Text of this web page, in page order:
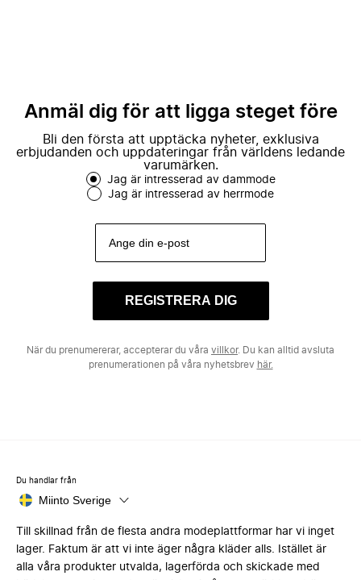
Anmäl dig för att ligga steget före
Bli den första att upptäcka nyheter, exklusiva
erbjudanden och uppdateringar från världens ledande
varumärken.
Jag är intresserad av dammode
Jag är intresserad av herrmode
REGISTRERA DIG
När du prenumererar, accepterar du våra villkor. Du kan alltid avsluta
prenumerationen på våra nyhetsbrev här.
Du handlar från
Miinto Sverige
Till skillnad från de flesta andra modeplattformar har vi inget
lager. Faktum är att vi inte äger några kläder alls. Istället är
alla våra produkter utvalda, lagerförda och skickade med